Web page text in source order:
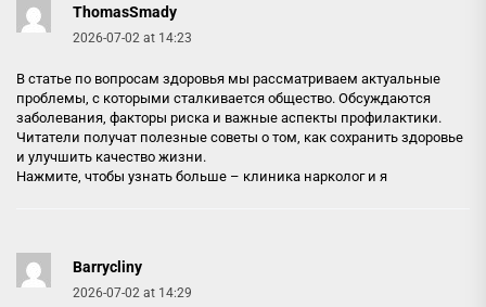
ThomasSmady
2026-07-02 at 14:23
В статье по вопросам здоровья мы рассматриваем актуальные
проблемы, с которыми сталкивается общество. Обсуждаются
заболевания, факторы риска и важные аспекты профилактики.
Читатели получат полезные советы о том, как сохранить здоровье
и улучшить качество жизни.
Нажмите, чтобы узнать больше – клиника нарколог и я
Barrycliny
2026-07-02 at 14:29